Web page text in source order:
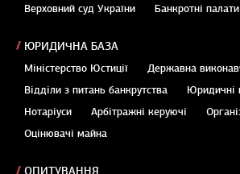
Верховний суд України
Банкротні
ЮРИДИЧНА БАЗА
Міністерство Юстиції
Державна
Відділи з питань банкрутства
Юридичні
Нотаріуси
Арбітражні керуючі
Оцінювачі майна
ОПИТУВАННЯ